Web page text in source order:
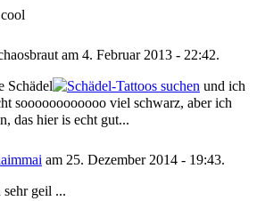
am 4. Februar 2013 - 22:42.
Schädel
und ich
soooooooooooo viel schwarz, aber ich
das hier is echt gut...
am 25. Dezember 2014 - 19:43.
sehr geil ...